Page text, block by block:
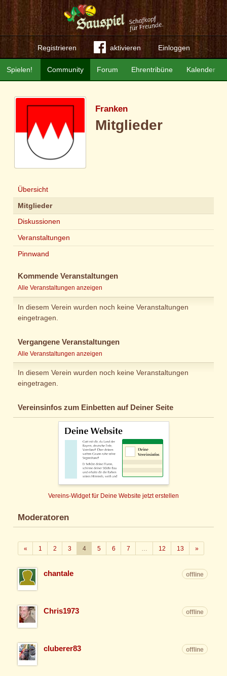
Registrieren aktivieren Einloggen
Community Forum Ehrentribüne Kalender
Spielen!
Franken
Mitglieder
Übersicht
Mitglieder
Diskussionen
Veranstaltungen
Pinnwand
Kommende Veranstaltungen
Alle Veranstaltungen anzeigen
In diesem Verein wurden noch keine Veranstaltungen
eingetragen.
Vergangene Veranstaltungen
Alle Veranstaltungen anzeigen
In diesem Verein wurden noch keine Veranstaltungen
eingetragen.
Vereinsinfos zum Einbetten auf Deiner Seite
Vereins-Widget für Deine Website jetzt erstellen
Moderatoren
«Zurück
1 2 3 4 5 6 7 12 13 »Weiter
chantale offline
Chris1973 offline
cluberer83 offline